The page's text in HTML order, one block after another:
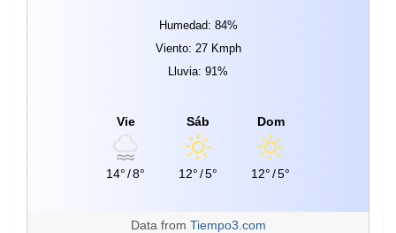
Humedad: 84%
Viento: 27 Kmph
Lluvia: 91%
Vie
14°/8°
Sáb
12°/5°
Dom
12°/5°
Data from Tiempo3.com